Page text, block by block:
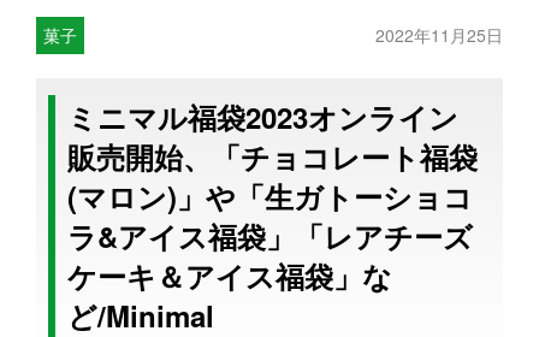
菓子 2022年11月25日
ミニマル福袋2023オンライン
販売開始、「チョコレート福袋
(マロン)」や「生ガトーショコ
ラ&アイス福袋」「レアチーズ
ケーキ＆アイス福袋」な
ど/Minimal